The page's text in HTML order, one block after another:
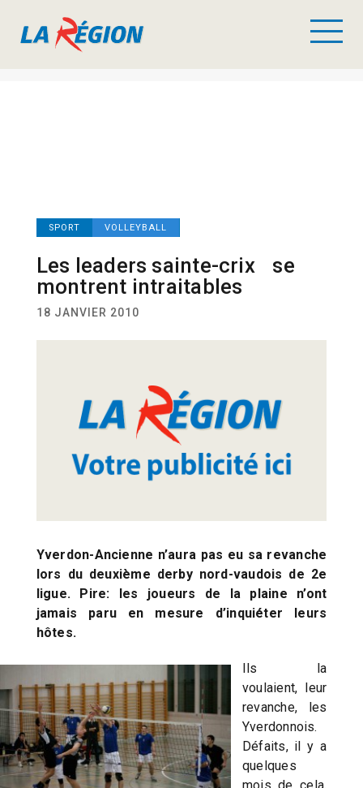
SPORT VOLLEYBALL
Les leaders sainte-crix se
montrent intraitables
18 JANVIER 2010
Yverdon-Ancienne n’aura pas eu sa revanche
lors du deuxième derby nord-vaudois de 2e
ligue. Pire: les joueurs de la plaine n’ont
jamais paru en mesure d’inquiéter leurs
hôtes.
Ils la
voulaient, leur
revanche, les
Yverdonnois.
Défaits, il y a
quelques